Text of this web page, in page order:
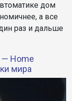
дом
а все
раз и дальше
Home
мира